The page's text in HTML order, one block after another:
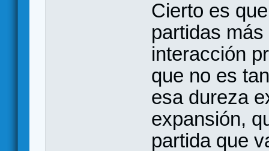
Cierto es
partidas
interacción
que no es
esa dureza
expansión,
partida que